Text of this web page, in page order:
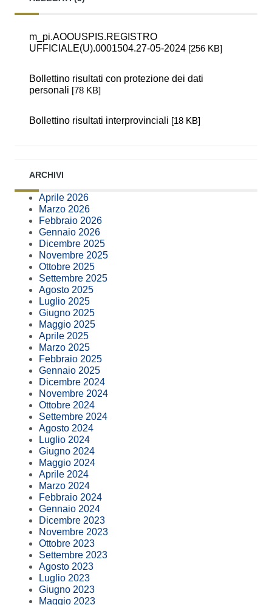
m_pi.AOOUSPIS.REGISTRO
UFFICIALE(U).0001504.27-05-2024 [256 KB]
Bollettino risultati con protezione dei dati
personali [78 KB]
Bollettino risultati interprovinciali [18 KB]
ARCHIVI
Aprile 2026
Marzo 2026
Febbraio 2026
Gennaio 2026
Dicembre 2025
Novembre 2025
Ottobre 2025
Settembre 2025
Agosto 2025
Luglio 2025
Giugno 2025
Maggio 2025
Aprile 2025
Marzo 2025
Febbraio 2025
Gennaio 2025
Dicembre 2024
Novembre 2024
Ottobre 2024
Settembre 2024
Agosto 2024
Luglio 2024
Giugno 2024
Maggio 2024
Aprile 2024
Marzo 2024
Febbraio 2024
Gennaio 2024
Dicembre 2023
Novembre 2023
Ottobre 2023
Settembre 2023
Agosto 2023
Luglio 2023
Giugno 2023
Maggio 2023